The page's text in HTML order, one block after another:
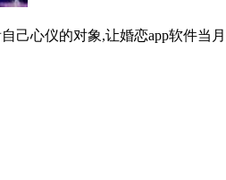
己心仪的对象,让婚恋app软件当